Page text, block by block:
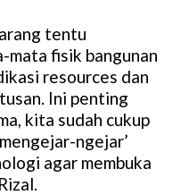
tentu
fisik bangunan
resources dan
Ini penting
kita sudah cukup
ngejar’
agar membuka